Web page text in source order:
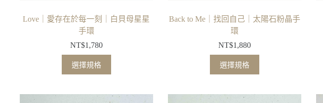
Love｜愛存在於每一刻｜白貝母星星
手環
NT$1,780
選擇規格
此
產
有
Back to Me｜找回自己｜太陽石粉晶手
環
NT$1,880
選擇規格
此
產
有